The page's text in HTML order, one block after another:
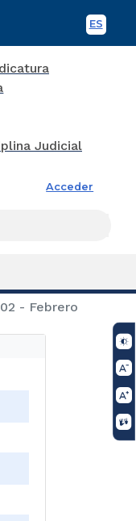
ES
Acceder
02 - Febrero